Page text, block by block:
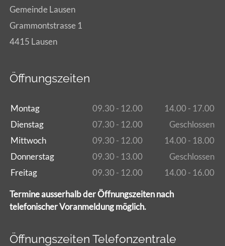
Gemeinde Lausen
Grammontstrasse 1
4415 Lausen
Öffnungszeiten
Montag 09.30 - 12.00
14.00 - 17.00
Dienstag
07.30 - 12.00
Geschlossen
Mittwoch
09.30 - 12.00
14.00 - 18.00
Donnerstag
09.30 - 13.00
Geschlossen
Freitag
09.30 - 12.00 14.00 - 16.00
Termine ausserhalb der Öffnungszeiten nach
telefonischer Voranmeldung möglich.
Öffnungszeiten Telefonzentrale